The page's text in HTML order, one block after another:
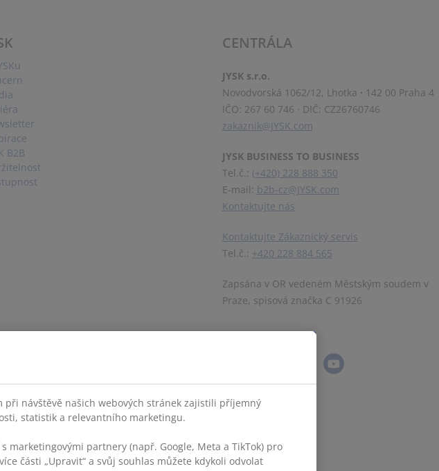
B2B
CENTRÁLA
JYSK s.r.o.
Novodvorská 1062/12, Lhotka · 142 00 Praha 4
IČO: 267 60 746 · DIČ: CZ26760746
zakaznik@JYSK.com
JYSK BUSINESS TO BUSINESS
Tel.č.: (+420) 228 888 350
E-mail: b2b-cz@JYSK.com
Kontaktujte nás
Kontaktujte Zákaznický servis
Tel.č.: +420 228 884 565
Zapsána v OR vedeném Městským soudem v
Praze, spisová značka C 91926
při návštěvě našich webových stránek zajistili příjemný
statistik a relevantního marketingu.
partnery (např. Google, Meta a TikTok) pro
části „Upravit“ a svůj souhlas můžete kdykoli odvolat